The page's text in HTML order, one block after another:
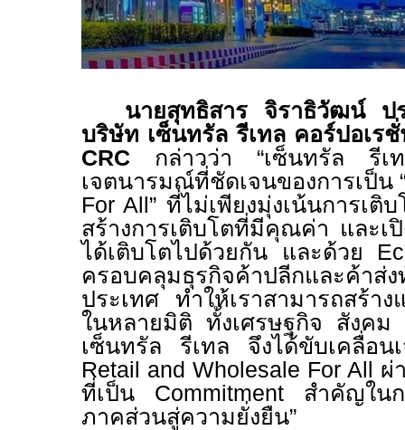
นายสุทธิสาร จิราธิวัฒน์ ป
บริษัท เซ็นทรัล รีเทล คอร์ปอเร
CRC
กล่าวว่า “เซ็นทรัล รีเ
เจตนารมณ์ที่ชัดเจนของการเป็น
For All” ที่ไม่เพียงมุ่งเน้นการเติ
สร้างการเติบโตที่มีคุณค่า และเ
ได้เติบโตไปด้วยกัน และด้วย
ครอบคลุมธุรกิจค้าปลีกและค้าส่ง
ประเทศ ทำให้เราสามารถสร้าง
ในหลายมิติ ทั้งเศรษฐกิจ สังค
เซ็นทรัล รีเทล จึงได้ขับเคลื่อน
Retail and Wholesale For All ผ่
ที่เป็น Commitment สำคัญใน
ภาคส่วนสู่ความยั่งยืน”